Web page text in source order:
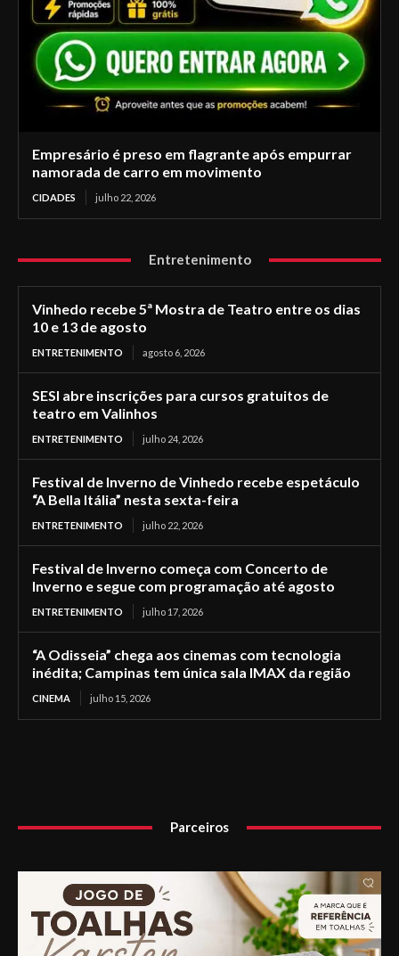
Empresário é preso em flagrante após empurrar
namorada de carro em movimento
CIDADES julho 22, 2026
Entretenimento
Vinhedo recebe 5ª Mostra de Teatro entre os dias
10 e 13 de agosto
ENTRETENIMENTO agosto 6, 2026
SESI abre inscrições para cursos gratuitos de
teatro em Valinhos
ENTRETENIMENTO julho 24, 2026
Festival de Inverno de Vinhedo recebe espetáculo
“A Bella Itália” nesta sexta-feira
ENTRETENIMENTO julho 22, 2026
Festival de Inverno começa com Concerto de
Inverno e segue com programação até agosto
ENTRETENIMENTO julho 17, 2026
“A Odisseia” chega aos cinemas com tecnologia
inédita; Campinas tem única sala IMAX da região
CINEMA julho 15, 2026
Parceiros